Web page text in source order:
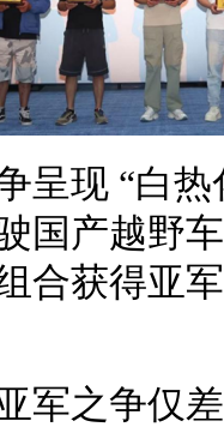
呈现 “白
国产越野
合获得亚
军之争仅